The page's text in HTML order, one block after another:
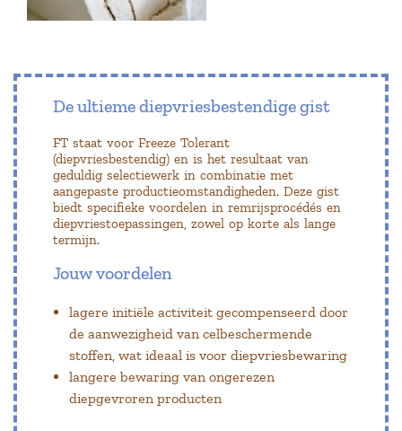
De ultieme diepvriesbestendige gist
FT staat voor Freeze Tolerant
(diepvriesbestendig) en is het resultaat van
geduldig selectiewerk in combinatie met
aangepaste productieomstandigheden. Deze gist
biedt specifieke voordelen in remrijsprocédés en
diepvriestoepassingen, zowel op korte als lange
termijn.
Jouw voordelen
lagere initiële activiteit gecompenseerd door
de aanwezigheid van celbeschermende
stoffen, wat ideaal is voor diepvriesbewaring
langere bewaring van ongerezen
diepgevroren producten